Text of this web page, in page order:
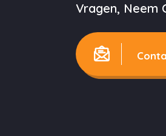
Vragen, Neem